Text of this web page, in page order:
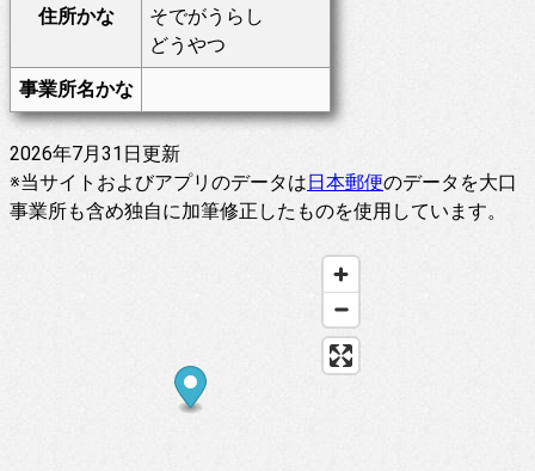
住所かな
そでがうらし
どうやつ
事業所名かな
2026年7月31日更新
※当サイトおよびアプリのデータは日本郵便のデータを大口
事業所も含め独自に加筆修正したものを使用しています。